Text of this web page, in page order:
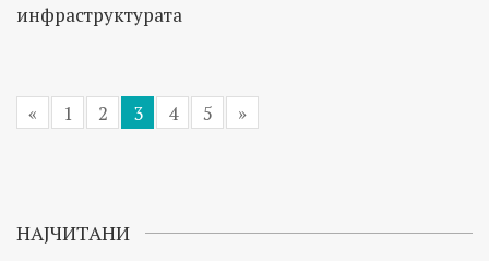
инфраструктурата
« 1 2 3 4 5 »
НАЈЧИТАНИ